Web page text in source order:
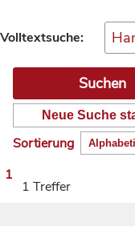
Volltextsuche:
Neue Suche
Sortierung
1
1 Treffer